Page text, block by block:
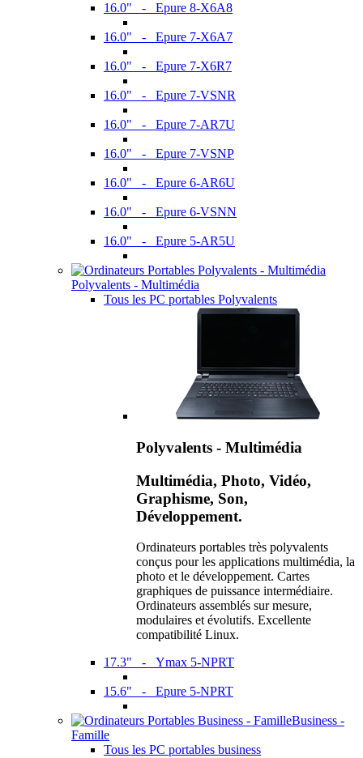
16.0" - Epure 8-X6A8
16.0" - Epure 7-X6A7
16.0" - Epure 7-X6R7
16.0" - Epure 7-VSNR
16.0" - Epure 7-AR7U
16.0" - Epure 7-VSNP
16.0" - Epure 6-AR6U
16.0" - Epure 6-VSNN
16.0" - Epure 5-AR5U
Polyvalents - Multimédia
Tous les PC portables Polyvalents
Polyvalents - Multimédia
Multimédia, Photo, Vidéo,
Graphisme, Son,
Développement.
Ordinateurs portables très polyvalents
conçus pour les applications multimédia, la
photo et le développement. Cartes
graphiques de puissance intermédiaire.
Ordinateurs assemblés sur mesure,
modulaires et évolutifs. Excellente
compatibilité Linux.
17.3" - Ymax 5-NPRT
15.6" - Epure 5-NPRT
Business -
Famille
Tous les PC portables business